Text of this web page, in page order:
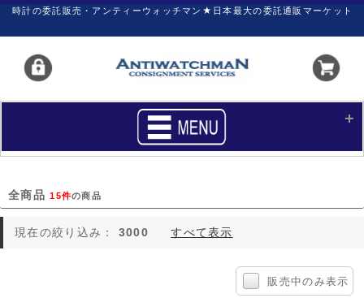
時計の委託販売・アンティーウォッチマン★日本最大の委託通販マーケット
買いたい 売りたい
サポート マイページ
価格ダウン
全商品15件の商品
現在の絞り込み： 3000 すべて表示
販売中のみ表示